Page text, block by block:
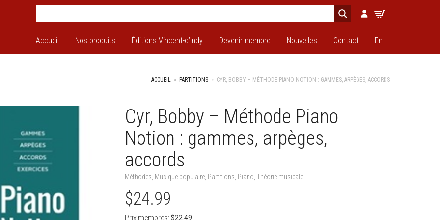
Accueil Nos produits Éditions Vincent-d’Indy Devenir membre Nouvelles Contact En
ACCUEIL » PARTITIONS » CYR, BOBBY – MÉTHODE PIANO NOTION : GAMMES, ARPÈGES, ACCORDS
Cyr, Bobby – Méthode Piano
Notion : gammes, arpèges,
accords
Méthodes Musique populaire Partitions Piano Théorie musicale
$24.99
Prix membres: $22.49